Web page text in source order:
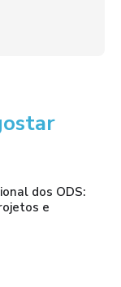
dos ODS:
e